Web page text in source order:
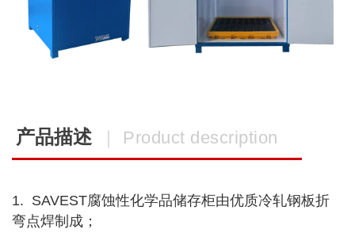
产品描述 ｜ Product description
1. SAVEST腐蚀性化学品储存柜由优质冷轧钢板折
弯点焊制成；